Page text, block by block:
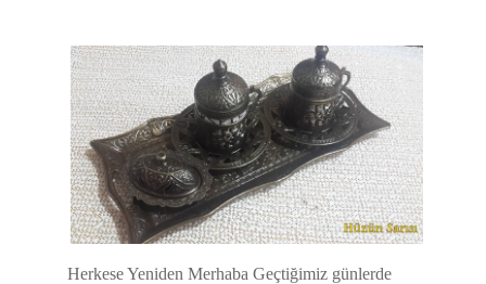
Herkese Yeniden Merhaba Geçtiğimiz günlerde